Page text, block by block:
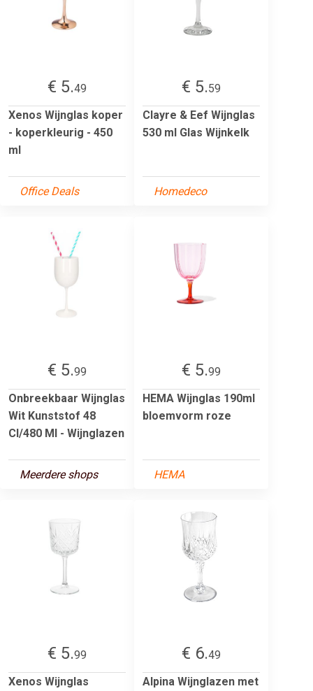
€ 5.49
Xenos Wijnglas koper
- koperkleurig - 450
ml
Office Deals
€ 5.59
Clayre & Eef Wijnglas
530 ml Glas Wijnkelk
Homedeco
€ 5.99
Onbreekbaar Wijnglas
Wit Kunststof 48
Cl/480 Ml - Wijnglazen
Meerdere shops
€ 5.99
HEMA Wijnglas 190ml
bloemvorm roze
HEMA
€ 5.99
Xenos Wijnglas
€ 6.49
Alpina Wijnglazen met